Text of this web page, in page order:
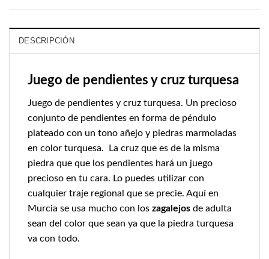
DESCRIPCIÓN
Juego de pendientes y cruz turquesa
Juego de pendientes y cruz turquesa. Un precioso
conjunto de pendientes en forma de péndulo
plateado con un tono añejo y piedras marmoladas
en color turquesa. La cruz que es de la misma
piedra que que los pendientes hará un juego
precioso en tu cara. Lo puedes utilizar con
cualquier traje regional que se precie. Aquí en
Murcia se usa mucho con los zagalejos de adulta
sean del color que sean ya que la piedra turquesa
va con todo.